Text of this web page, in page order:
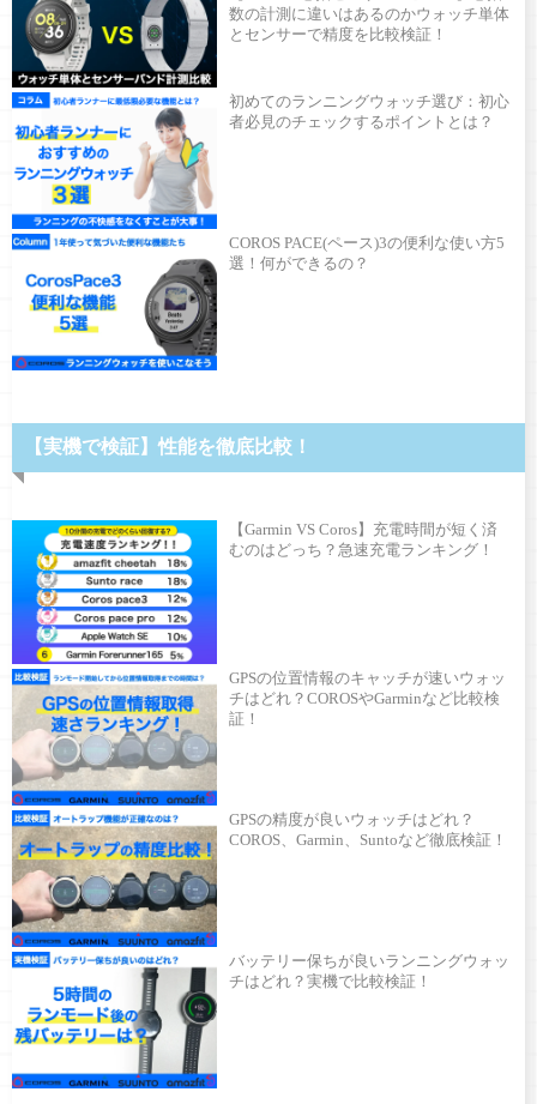
数の計測に違いはあるのかウォッチ単体
とセンサーで精度を比較検証！
初めてのランニングウォッチ選び：初心
者必見のチェックするポイントとは？
COROS PACE(ペース)3の便利な使い方5
選！何ができるの？
【実機で検証】性能を徹底比較！
【Garmin VS Coros】充電時間が短く済
むのはどっち？急速充電ランキング！
GPSの位置情報のキャッチが速いウォッ
チはどれ？COROSやGarminなど比較検
証！
GPSの精度が良いウォッチはどれ？
COROS、Garmin、Suntoなど徹底検証！
バッテリー保ちが良いランニングウォッ
チはどれ？実機で比較検証！